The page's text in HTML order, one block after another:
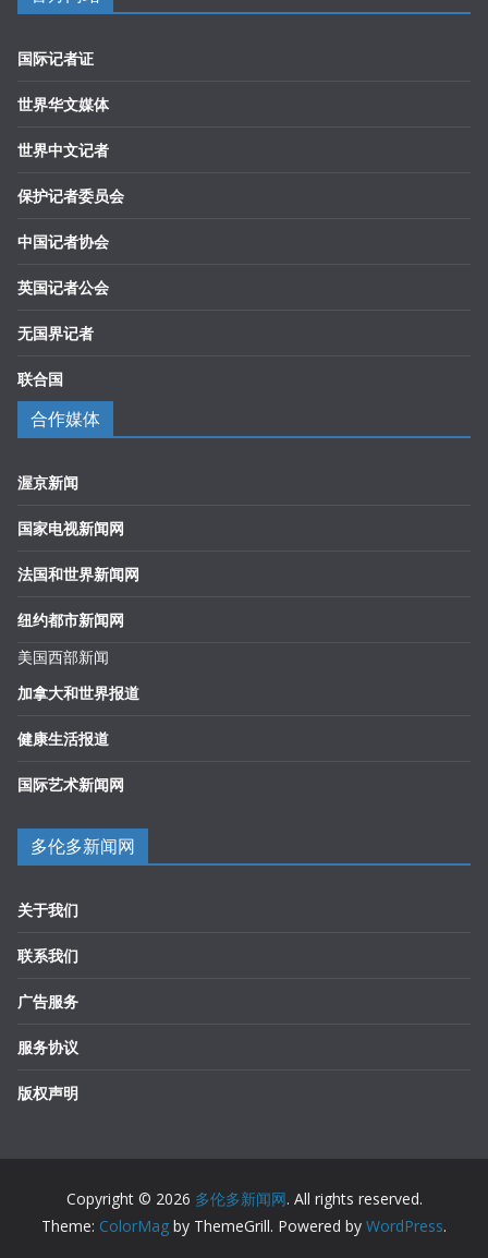
国际记者证
世界华文媒体
世界中文记者
保护记者委员会
中国记者协会
英国记者公会
无国界记者
联合国
合作媒体
渥京新闻
国家电视新闻网
法国和世界新闻网
纽约都市新闻网
美国西部新闻
加拿大和世界报道
健康生活报道
国际艺术新闻网
多伦多新闻网
关于我们
联系我们
广告服务
服务协议
版权声明
Copyright © 2026 多伦多新闻网. All rights reserved.
Theme: ColorMag by ThemeGrill. Powered by WordPress.